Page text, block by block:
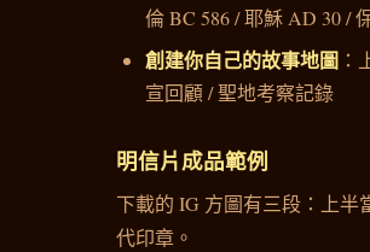
倫 BC 586 / 耶穌 AD 30 /
創建你自己的故事地圖
宣回顧 / 聖地考察記錄
明信片成品範例
下載的 IG 方圖有三段：上半
代印章。